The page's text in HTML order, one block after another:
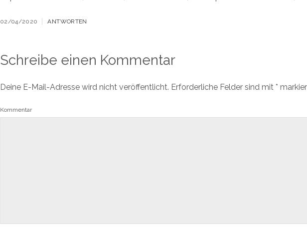
02/04/2020 ANTWORTEN
Schreibe einen Kommentar
Deine E-Mail-Adresse wird nicht veröffentlicht. Erforderliche Felder sind mit *
Kommentar